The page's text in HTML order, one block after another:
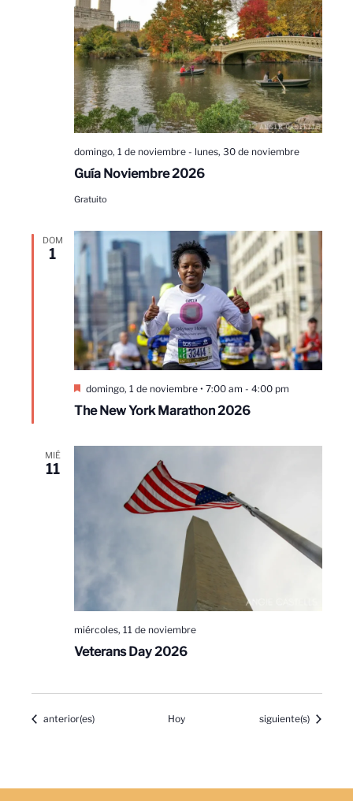
domingo, 1 de noviembre- lunes, 30 de noviembre
Guía Noviembre 2026
Gratuito
DOM
1
Destacado
domingo, 1 de noviembre • 7:00 am - 4:00 pm
The New York Marathon 2026
MIÉ
11
miércoles, 11 de noviembre
Veterans Day 2026
Eventos
anterior(es) Hoy Eventos
siguiente(s)